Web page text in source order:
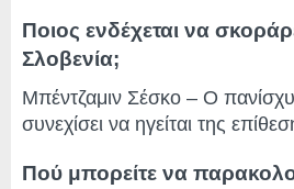
Ποιος ενδέχεται να
Σλοβενία;
Μπέντζαμιν Σέσκο – Ο
συνεχίσει να ηγείται της
Πού μπορείτε να